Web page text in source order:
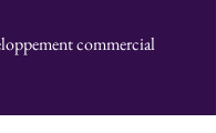
commercial